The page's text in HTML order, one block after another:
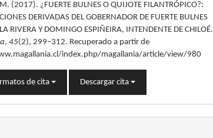
(2017). ¿FUERTE BULNES O QUIJOTE FILANTRÓPICO?:
DERIVADAS DEL GOBERNADOR DE FUERTE BULNES
RIVERA Y DOMINGO ESPIÑEIRA, INTENDENTE DE CHILOÉ.
,45(2), 299–312. Recuperado a partir de
index.php/magallania/article/view/980
de cita Descargar cita